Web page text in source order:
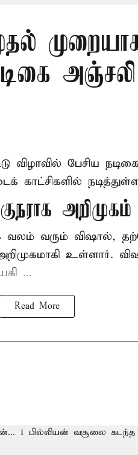
அஞ்சலி
விழாவில் பேசிய
அறிமுகம்
வலம் வரும் விஷால்,
உள்ளார்.
...
Read More